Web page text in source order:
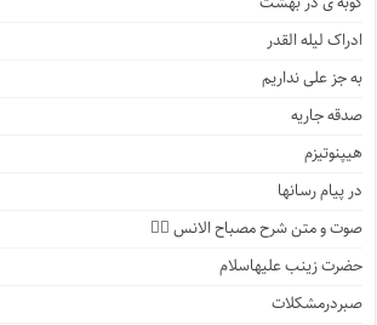
ادراک لیله القدر
به جز علی نداریم
صدقه جاریه
هیپنوتیزم
در پیام رسانها
صوت و متن شرح مصباح الانس ۵️⃣
حضرت زینب علیهاسلام
صبردرمشکلات